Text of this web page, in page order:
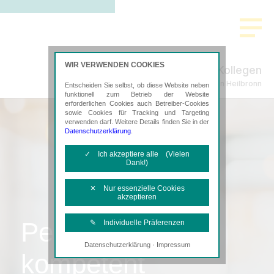
Haas & Kollegen
Steuerberatung in Heilbronn
Persönlich,
kompetent
WIR VERWENDEN COOKIES
Entscheiden Sie selbst, ob diese Website neben
funktionell zum Betrieb der Website
erforderlichen Cookies auch Betreiber-Cookies
sowie Cookies für Tracking und Targeting
verwenden darf. Weitere Details finden Sie in der
Datenschutzerklärung
✓ Ich akzeptiere alle (Vielen
Dank!)
✕ Nur essenzielle Cookies
akzeptieren
✎ Individuelle Präferenzen
Notwendige Cookies
Diese Cookies sind erforderlich, um die
Datenschutzerklärung· Impressum